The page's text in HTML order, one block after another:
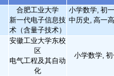
合肥工业大学
新一代电子信息技
术（含量子技术）
小学数学, 初
中历史, 高一
安徽工业大学东校
区
电气工程及其自动
化
小学数学,